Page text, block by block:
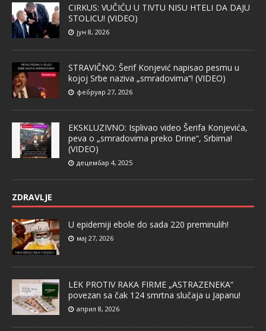
CIRKUS: VUČIĆU U TIVTU NISU HTELI DA DAJU
STOLICU! (VIDEO)
јун 8, 2026
STRAVIČNO: Šerif Konjević napisao pesmu u
kojoj Srbe naziva „smradovima“! (VIDEO)
фебруар 27, 2026
EKSKLUZIVNO: Isplivao video Šerifa Konjevića,
peva o „smradovima preko Drine“, Srbima!
(VIDEO)
децембар 4, 2025
ZDRAVLJE
U epidemiji ebole do sada 220 preminulih!
мај 27, 2026
LEK PROTIV RAKA FIRME „ASTRAZENEKA“
povezan sa čak 124 smrtna slučaja u Japanu!
април 8, 2026